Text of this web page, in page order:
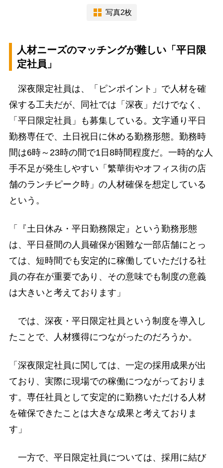
写真2枚
人材ニーズのマッチングが難しい「平日限
定社員」
深夜限定社員は、「ピンポイント」で人材を確
保する工夫だが、同社では「深夜」だけでなく、
「平日限定社員」も募集している。文字通り平日
勤務専任で、土日祝日に休める勤務形態。勤務時
間は6時～23時の間で1日8時間程度だ。一時的な人
手不足が発生しやすい「繁華街やオフィス街の店
舗のランチピーク時」の人材確保を想定している
という。
「『土日休み・平日勤務限定』という勤務形態
は、平日昼間の人員確保が困難な一部店舗にとっ
ては、短時間でも安定的に稼働していただける社
員の存在が重要であり、その意味でも制度の意義
は大きいと考えております」
では、深夜・平日限定社員という制度を導入し
たことで、人材獲得につながったのだろうか。
「深夜限定社員に関しては、一定の採用成果が出
ており、実際に現場での稼働につながっておりま
す。専任社員として安定的に勤務いただける人材
を確保できたことは大きな成果と考えておりま
す」
一方で、平日限定社員については、採用に結び